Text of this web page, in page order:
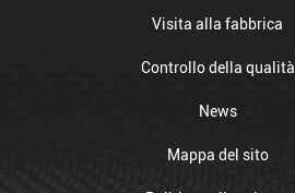
Visita alla fabbrica
Controllo della qualità
News
Mappa del sito